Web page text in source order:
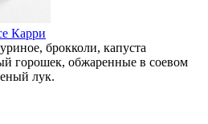
Карри
брокколи, капуста
горошек, обжаренные в соевом
лук.